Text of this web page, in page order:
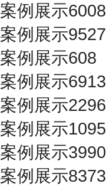
案例展示6008
案例展示9527
案例展示608
案例展示6913
案例展示2296
案例展示1095
案例展示3990
案例展示8373